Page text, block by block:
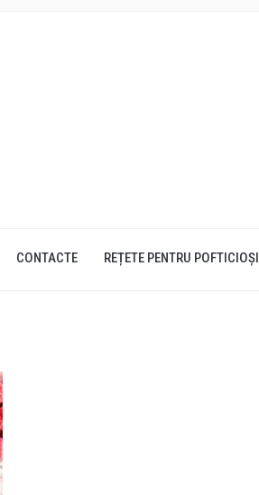
CONTACTE REȚETE PENTRU POFTICIOȘI